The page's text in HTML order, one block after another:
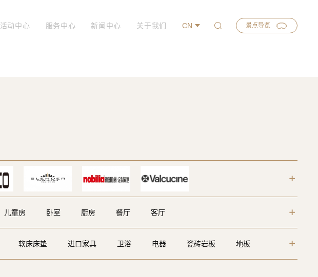
活动中心 服务中心 新闻中心 关于我们 CN 景点导览
儿童房 卧室 厨房 餐厅 客厅
软床床垫 进口家具 卫浴 电器 瓷砖岩板 地板